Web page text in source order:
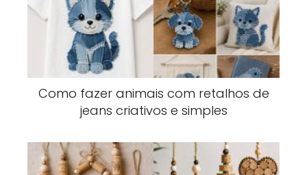
Como fazer animais com retalhos de
jeans criativos e simples